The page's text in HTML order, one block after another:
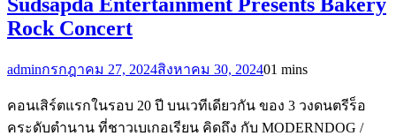
Rock Concert
adminกรกฎาคม 27, 2024สิงหาคม 30, 202401 mins
คอนเสิร์ตแรกในรอบ 20 ปี บนเวทีเดียวกัน ของ 3 วงดนตรีร็อ
คระดับตำนาน ที่ชาวเบเกอเรียน คิดถึง กับ MODERNDOG /